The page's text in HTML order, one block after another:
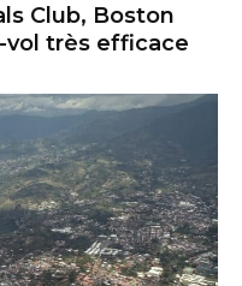
Club, Boston
vol très efficace